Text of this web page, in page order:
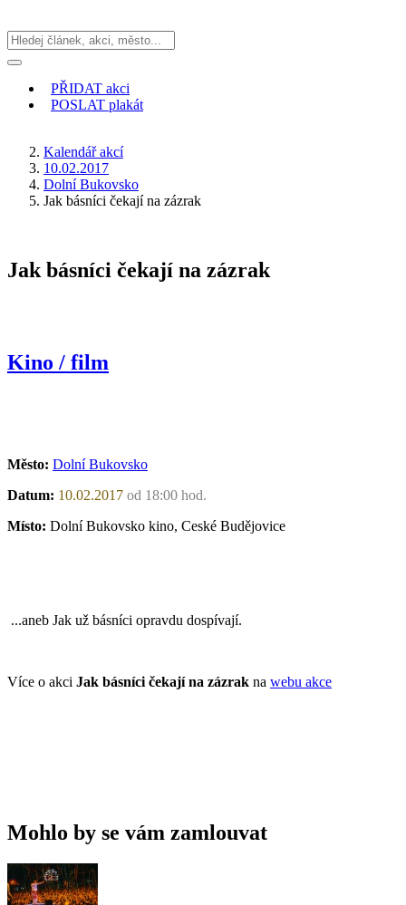
PŘIDAT akci
POSLAT plakát
Kalendář akcí
10.02.2017
Dolní Bukovsko
Jak básníci čekají na zázrak
Jak básníci čekají na zázrak
Kino / film
Město: Dolní Bukovsko
Datum: 10.02.2017 od 18:00 hod.
Místo: Dolní Bukovsko kino, Ceské Budějovice
...aneb Jak už básníci opravdu dospívají.
Více o akci Jak básníci čekají na zázrak na webu akce
Mohlo by se vám zamlouvat